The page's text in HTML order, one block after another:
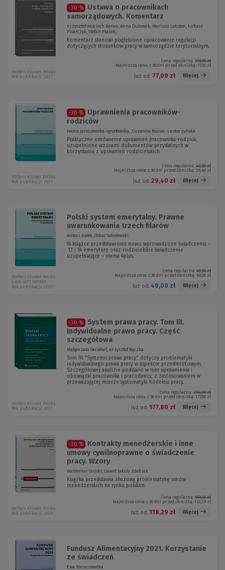
-30 %
Ustawa o pracownikach
samorządowych. Komentarz
Krzysztof Wojciech Baran, Anna Dubowik, Mariusz Lekston, Łukasz
Pisarczyk, Stefan Płażek,...
Komentarz stanowi pogłębione opracowanie regulacji
dotyczących stosunków pracy w samorządzie terytorialnym.
Cena regularna: 110,00 zł
Najniższa cena z 30 dni przed obniżką: 77,00 zł
Już od: 77,00 zł Więcej
Wolters Kluwer Polska
Rok publikacji: 2021
-30 %
Uprawnienia pracowników-
rodziców
Iwona Jaroszewska-Ignatowska, Zuzanna Rosner-Laskorzyńska
Praktyczne omówienie uprawnień pracownika-rodzica,
uzupełnione wzorami dokumentów przydatnych w
korzystaniu z uprawnień rodzicielskich.
Cena regularna: 42,00 zł
Najniższa cena z 30 dni przed obniżką: 29,40 zł
Już od: 29,40 zł Więcej
Wolters Kluwer Polska
Rok publikacji: 2021
Polski system emerytalny. Prawne
uwarunkowania trzech filarów
Antoni Kolek, Oskar Sobolewski
W książce przedstawiono nowo wprowadzone świadczenia –
13 i 14 emeryturę oraz rodzicielskie świadczenie
uzupełniające – mama 4plus.
Cena regularna: 49,00 zł
Najniższa cena z 30 dni przed obniżką: 49,00 zł
Już od: 49,00 zł Więcej
Wolters Kluwer Polska
KAM-4077 W01P01
Rok publikacji: 2021
-30 %
System prawa pracy. Tom III.
Indywidualne prawo pracy. Część
szczegółowa
Małgorzata Gersdorf, Krzysztof Rączka
Tom III "Systemu prawa pracy" dotyczy problematyki
indywidualnego prawa pracy w aspekcie przedmiotowym.
Szczegółowej analizie poddano w nim uprawnienia i
obowiązki pracownika i pracodawcy, z zastosowaniem w
przeważającej mierze systematyki Kodeksu pracy.
Cena regularna: 254,00 zł
Najniższa cena z 30 dni przed obniżką: 177,80 zł
Już od: 177,80 zł Więcej
Wolters Kluwer Polska
Rok publikacji: 2021
-30 %
Kontrakty menedżerskie i inne
umowy cywilnoprawne o świadczenie
pracy. Wzory
Waldemar Gujski, Dawid Jakub Zdebiak
Książka przedstawia złożoną problematykę umów
menedżerskich na rynku polskim.
Cena regularna: 169,00 zł
Najniższa cena z 30 dni przed obniżką: 118,29 zł
Już od: 118,29 zł Więcej
Wolters Kluwer Polska
Rok publikacji: 2021
Fundusz Alimentacyjny 2021. Korzystanie
ze świadczeń
Ewa Tomaszewska